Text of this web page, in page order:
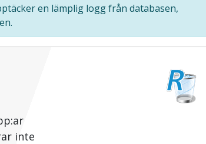
en lämplig logg från databasen,
inte